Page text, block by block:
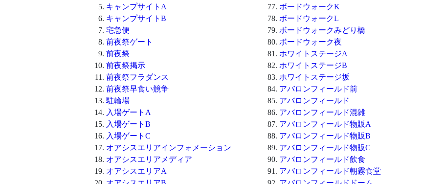
キャンプサイトA
キャンプサイトB
宅急便
前夜祭ゲート
前夜祭
前夜祭掲示
前夜祭フラダンス
前夜祭早食い競争
駐輪場
入場ゲートA
入場ゲートB
入場ゲートC
オアシスエリアインフォメーション
オアシスエリアメディア
オアシスエリアA
ボードウォークK
ボードウォークL
ボードウォークみどり橋
ボードウォーク夜
ホワイトステージA
ホワイトステージB
ホワイトステージ坂
アバロンフィールド前
アバロンフィールド
アバロンフィールド混雑
アバロンフィールド物販A
アバロンフィールド物販B
アバロンフィールド物販C
アバロンフィールド飲食
アバロンフィールド朝霧食堂